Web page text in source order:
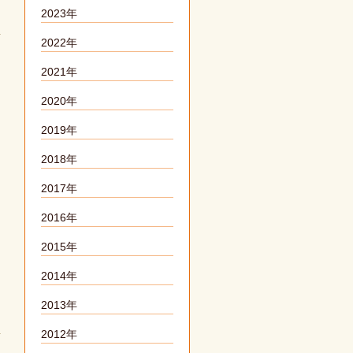
2023年
2022年
2021年
2020年
2019年
2018年
2017年
2016年
2015年
2014年
2013年
2012年